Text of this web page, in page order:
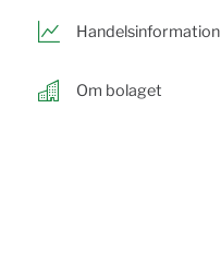
Handelsinformation
Om bolaget